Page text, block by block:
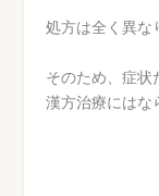
処方は全く異な
そのため、症状
漢方治療にはな